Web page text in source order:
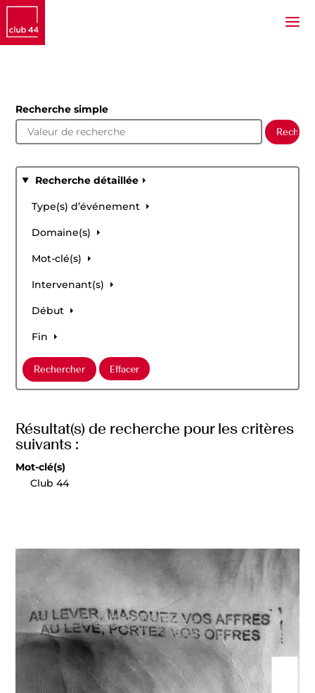
Recherche simple
Recherche détaillée
Type(s) d’événement
Domaine(s)
Mot-clé(s)
Intervenant(s)
Début
Fin
Résultat(s) de recherche pour les critères
suivants :
Mot-clé(s)
Club 44